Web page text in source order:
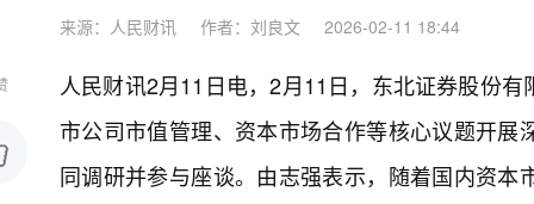
来源：人民财讯 作者：刘良文 2026-02-11 18:44
人民财讯2月11日电，2月11日，东北证券股份
市公司市值管理、资本市场合作等核心议题开
同调研并参与座谈。由志强表示，随着国内资